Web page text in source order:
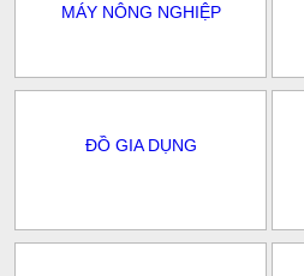
MÁY NÔNG NGHIỆP
ĐỒ GIA DỤNG